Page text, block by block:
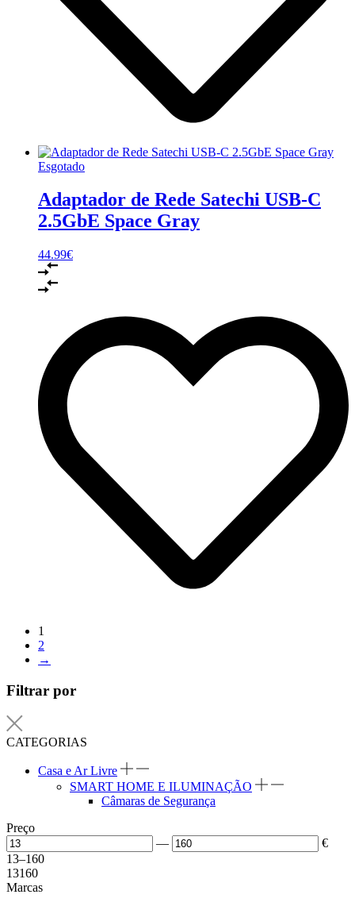
Esgotado
Adaptador de Rede Satechi USB-C
2.5GbE Space Gray
44.99€
1
2
→
Filtrar por
CATEGORIAS
Casa e Ar Livre
SMART HOME E ILUMINAÇÃO
Câmaras de Segurança
Preço
—
€
13–160
13160
Marcas